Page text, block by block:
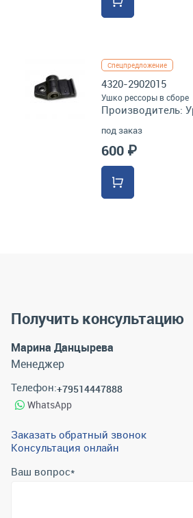
Спецпредложение
4320-2902015
Ушко рессоры в сборе
Производитель:
под заказ
600 ₽
Получить консультацию
Марина Данцырева
Менеджер
Телефон:+79514447888
WhatsApp
Заказать обратный звонок
Консультация онлайн
Ваш вопрос*